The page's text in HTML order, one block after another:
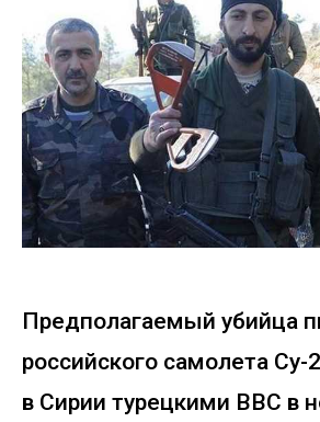
Предполагаемый убийца
российского самолета Су-
в Сирии турецкими ВВС в